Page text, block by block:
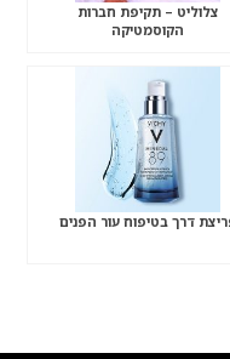
צלוליט – תקיפת חברות
הקוסמטיקה
דרך בטיפוח עור הפנים